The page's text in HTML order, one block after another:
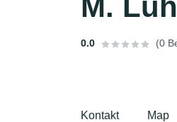
M.
0.0 (0
Kontakt Map